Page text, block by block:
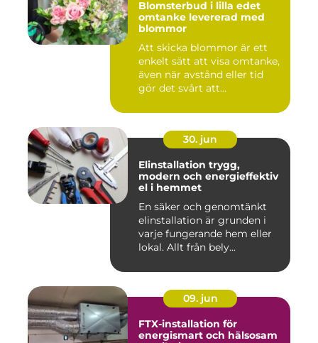
Blomsterbud i lilla edet
omtanke levererad med
blommor
Att skicka blommor är ett
enkelt sätt att visa omtanke,
även när avstånd eller tid
gör det svårt att...
30. jun
Elinstallation trygg,
modern och energieffektiv
el i hemmet
En säker och genomtänkt
elinstallation är grunden i
varje fungerande hem eller
lokal. Allt från bely...
09. jun
FTX-installation för
energismart och hälsosam